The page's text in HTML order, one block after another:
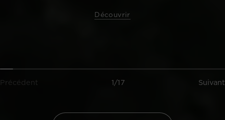
Découvrir
Précédent 1/17 Suivant